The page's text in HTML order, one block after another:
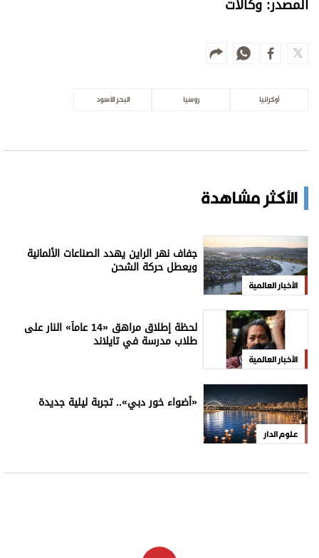
أوكرانيا روسيا البحر الأسود
الأكثر مشاهدة
الأخبار العالمية
جفاف نهر الراين يهدد الصناعات الألمانية
ويعطل حركة الشحن
الأخبار العالمية
لحظة إطلاق مراهق «14 عاماً» النار على
طلاب مدرسة في تايلاند
علوم الدار
«أضواء خور دبي».. تجربة ليلية جديدة